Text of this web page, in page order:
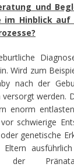
und
im Hinblick
Wird zum
nach der
werden.
enorm
schwierige
genetische
der